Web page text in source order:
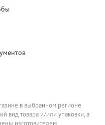
в выбранном регионе
вид товара и/или упаковки, а
изготовителем